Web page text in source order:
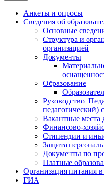
Анкеты и опросы
Сведения об
Основные
Структура и
организацией
Документы
Образование
Руководство.
педагогический)
Вакантные места
Финансово-
Стипендии и
Защита
Документы по
Платные
Организация питания в
ГИА